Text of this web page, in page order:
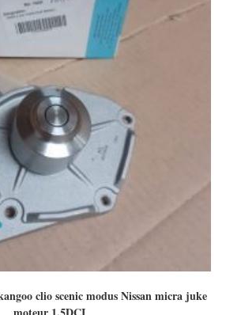
clio scenic modus Nissan micra juke